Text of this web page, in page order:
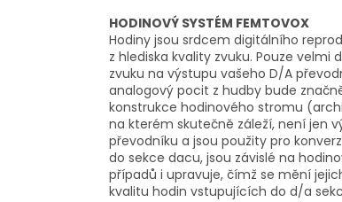
HODINOVÝ SYSTÉM FEMTOVOX
Hodiny jsou srdcem digitálního
z hlediska kvality zvuku. Pouze
zvuku na výstupu vašeho D/A
analogový pocit z hudby bude
konstrukce hodinového stromu
na kterém skutečně záleží, není jen
převodníku a jsou použity pro
do sekce dacu, jsou závislé na
případů i upravuje, čímž se mění
kvalitu hodin vstupujících do d/a